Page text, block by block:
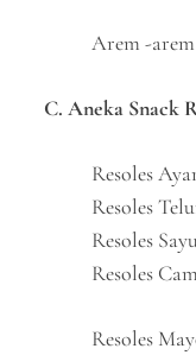
Arem -
C. Aneka Snack
Resoles
Resoles
Resoles
Resoles
Resoles